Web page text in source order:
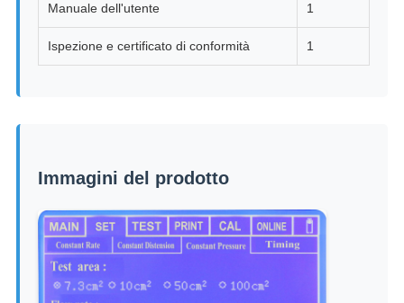
Manuale dell'utente 1
Ispezione e certificato di conformità 1
Immagini del prodotto